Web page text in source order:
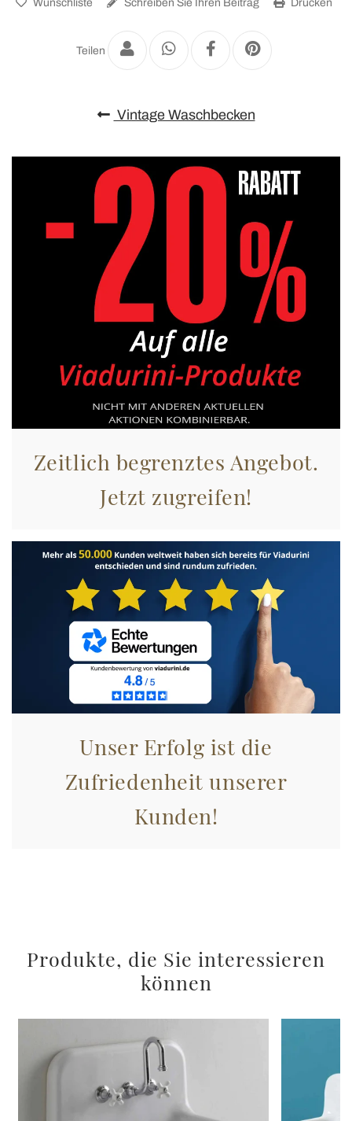
Wunschliste Schreiben Sie Ihren Beitrag Drucken
Teilen
Vintage Waschbecken
Zeitlich begrenztes Angebot.
Jetzt zugreifen!
Unser Erfolg ist die
Zufriedenheit unserer
Kunden!
Produkte, die Sie interessieren
können